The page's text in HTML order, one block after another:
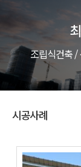
조립식건축 /
시공사례